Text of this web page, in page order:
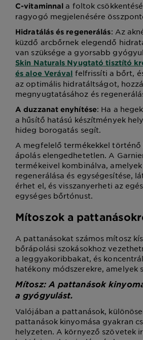
C-vitaminnal a foltok
ragyogó megjelenésére
Hidratálás és regenerálás: Az
küzdő arcbőrnek elegendő
van szüksége a gyorsabb
Skin Naturals Nyugtató tisztító
és aloe Verával felfrissíti a bőrt,
az optimális hidratáltságot,
megnyugtatásához és
A duzzanat enyhítése: Ha a
a hűsítő hatású készítmények
hideg borogatás segít.
A megfelelő termékekkel történő
ápolás elengedhetetlen. A
termékeivel kombinálva,
regenerálása és egységesítése,
érhet el, és visszanyerheti az
egységes bőrtónust.
Mítoszok a
A pattanásokat számos mítosz
bőrápolási szokásokhoz
a leggyakoribbakat, és
hatékony módszerekre, amelyek
Mítosz: A pattanások
a gyógyulást.
Valójában a pattanások,
pattanások kinyomása gyakran
helyzeten. A környező szövetek